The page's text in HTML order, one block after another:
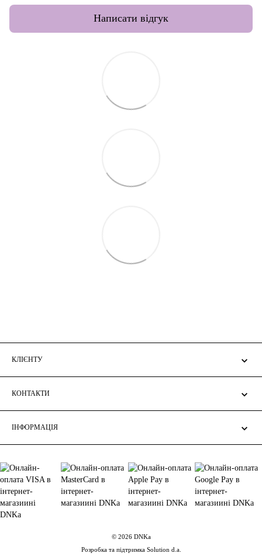
Написати відгук
КЛІЄНТУ
КОНТАКТИ
ІНФОРМАЦІЯ
© 2026 DNKa
Розробка та підтримка Solution d.a.